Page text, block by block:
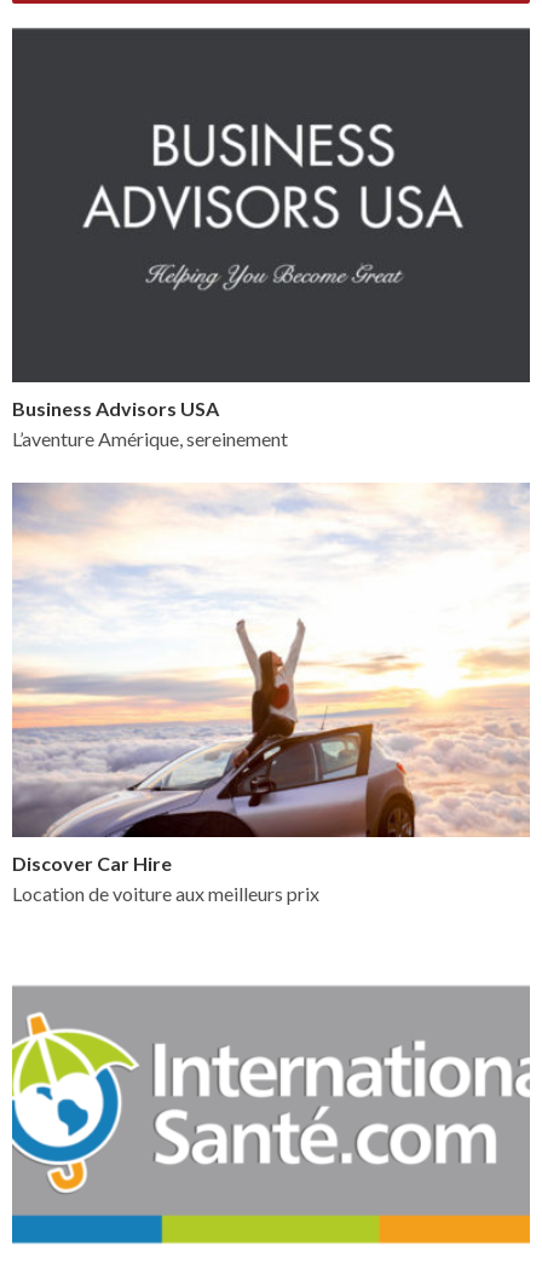
Business Advisors USA
L’aventure Amérique, sereinement
Discover Car Hire
Location de voiture aux meilleurs prix